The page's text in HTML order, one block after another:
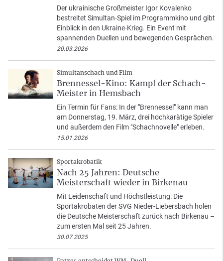
Der ukrainische Großmeister Igor Kovalenko
bestreitet Simultan-Spiel im Programmkino und gibt
Einblick in den Ukraine-Krieg. Ein Event mit
spannenden Duellen und bewegenden Gesprächen.
20.03.2026
Simultanschach und Film
Brennessel-Kino: Kampf der Schach-
Meister in Hemsbach
Ein Termin für Fans: In der "Brennessel" kann man
am Donnerstag, 19. März, drei hochkarätige Spieler
und außerdem den Film "Schachnovelle" erleben.
15.01.2026
Sportakrobatik
Nach 25 Jahren: Deutsche
Meisterschaft wieder in Birkenau
Mit Leidenschaft und Höchstleistung: Die
Sportakrobaten der SVG Nieder-Liebersbach holen
die Deutsche Meisterschaft zurück nach Birkenau –
zum ersten Mal seit 25 Jahren.
30.07.2025